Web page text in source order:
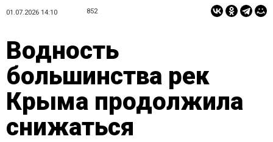
01.07.2026 14:10 852
Водность
большинства рек
Крыма продолжила
снижаться